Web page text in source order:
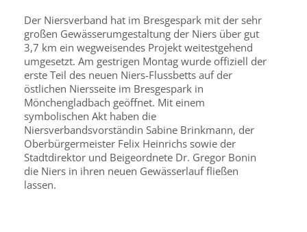
Der Niersverband hat im Bresgespark mit der sehr
großen Gewässer­umgestaltung der Niers über gut
3,7 km ein wegweisendes Projekt weitestgehend
umgesetzt. Am gestrigen Montag wurde offiziell der
erste Teil des neuen Niers-Flussbetts auf der
östlichen Niersseite im Bresgespark in
Mönchengladbach geöffnet. Mit einem
symbolischen Akt haben die
Niersverbandsvorständin Sabine Brinkmann, der
Oberbürgermeister Felix Heinrichs sowie der
Stadtdirektor und Beigeordnete Dr. Gregor Bonin
die Niers in ihren neuen Gewässer­lauf fließen
lassen.